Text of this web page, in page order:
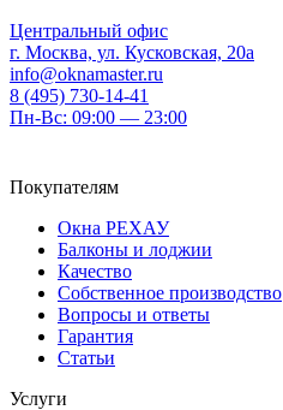
Центральный офис
г. Москва, ул. Кусковская, 20а
info@oknamaster.ru
8 (495) 730-14-41
Пн-Вс: 09:00 — 23:00
Покупателям
Окна РЕХАУ
Балконы и лоджии
Качество
Собственное производство
Вопросы и ответы
Гарантия
Статьи
Услуги